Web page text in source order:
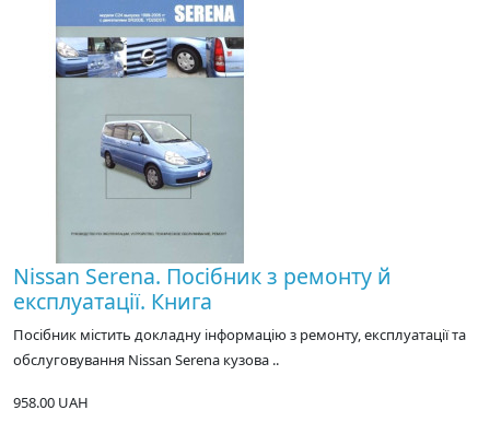
Nissan Serena. Посібник з ремонту й
експлуатації. Книга
Посібник містить докладну інформацію з ремонту, експлуатації та
обслуговування Nissan Serena кузова ..
958.00 UAH